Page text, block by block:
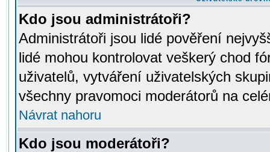
Kdo jsou administrátoři?
Administrátoři jsou lidé pověření
lidé mohou kontrolovat veškerý chod
uživatelů, vytváření uživatelských
všechny pravomoci moderátorů na
Návrat nahoru
Kdo jsou moderátoři?